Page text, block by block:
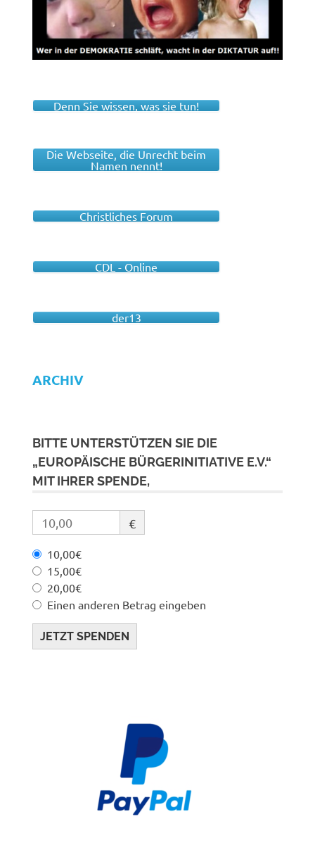
Denn Sie wissen, was sie tun!
Die Webseite, die Unrecht beim
Namen nennt!
Christliches Forum
CDL - Online
der13
ARCHIV
BITTE UNTERSTÜTZEN SIE DIE
„EUROPÄISCHE BÜRGERINITIATIVE E.V.“
MIT IHRER SPENDE,
€
10,00€
15,00€
20,00€
Einen anderen Betrag eingeben
JETZT SPENDEN